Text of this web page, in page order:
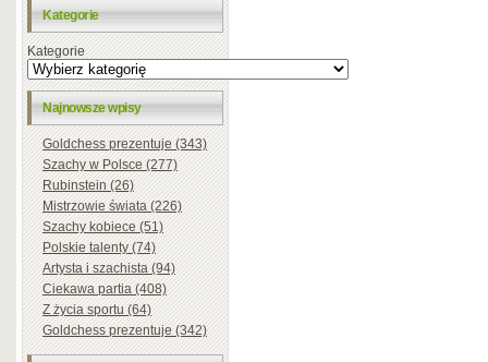
Kategorie
Kategorie
Najnowsze wpisy
Goldchess prezentuje (343)
Szachy w Polsce (277)
Rubinstein (26)
Mistrzowie świata (226)
Szachy kobiece (51)
Polskie talenty (74)
Artysta i szachista (94)
Ciekawa partia (408)
Z życia sportu (64)
Goldchess prezentuje (342)